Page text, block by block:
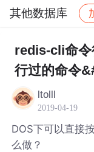
其他数据库
社区 其他数
redis-cli命令
行过的命令
ltolll
2019-04-19
DOS下可以直接
么做？